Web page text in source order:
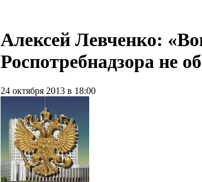
Алексей Левченко:
Роспотребнадзора не
24 октября 2013 в 18:00